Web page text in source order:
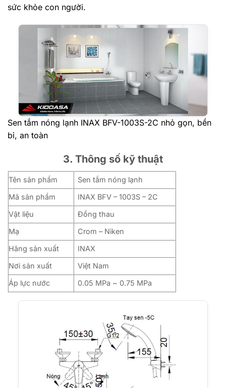
sức khỏe con người.
Sen tắm nóng lạnh INAX BFV-1003S-2C nhỏ gọn, bền
bỉ, an toàn
3. Thông số kỹ thuật
Tên sản phẩm
Sen tắm nóng lạnh
Mã sản phẩm
INAX BFV – 1003S – 2C
Vật liệu
Đồng thau
Mạ
Crom – Niken
Hãng sản xuất
INAX
Nơi sản xuất
Việt Nam
Áp lực nước
0.05 MPa ~ 0.75 MPa